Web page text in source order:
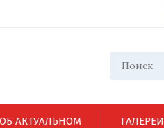
ОБ АКТУАЛЬНОМ ГАЛЕРЕИ